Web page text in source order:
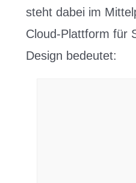
steht dabei im
Cloud-Plattform für
Design bedeutet: